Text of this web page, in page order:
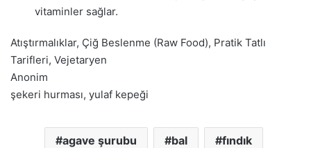
vitaminler sağlar.
Atıştırmalıklar, Çiğ Beslenme (Raw Food), Pratik Tatlı
Tarifleri, Vejetaryen
Anonim
şekeri hurması, yulaf kepeği
agave şurubu bal fındık